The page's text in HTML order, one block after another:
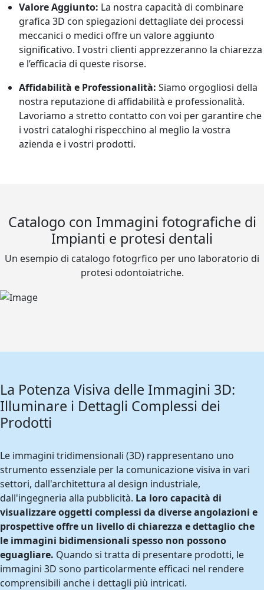
Valore Aggiunto: La nostra capacità di combinare
grafica 3D con spiegazioni dettagliate dei processi
meccanici o medici offre un valore aggiunto
significativo. I vostri clienti apprezzeranno la chiarezza
e l’efficacia di queste risorse.
Affidabilità e Professionalità: Siamo orgogliosi della
nostra reputazione di affidabilità e professionalità.
Lavoriamo a stretto contatto con voi per garantire che
i vostri cataloghi rispecchino al meglio la vostra
azienda e i vostri prodotti.
Catalogo con Immagini fotografiche di
Impianti e protesi dentali
Un esempio di catalogo fotogrfico per uno laboratorio di
protesi odontoiatriche.
La Potenza Visiva delle Immagini 3D:
Illuminare i Dettagli Complessi dei
Prodotti
Le immagini tridimensionali (3D) rappresentano uno
strumento essenziale per la comunicazione visiva in vari
settori, dall'architettura al design industriale,
dall'ingegneria alla pubblicità. La loro capacità di
visualizzare oggetti complessi da diverse angolazioni e
prospettive offre un livello di chiarezza e dettaglio che
le immagini bidimensionali spesso non possono
eguagliare. Quando si tratta di presentare prodotti, le
immagini 3D sono particolarmente efficaci nel rendere
comprensibili anche i dettagli più intricati.